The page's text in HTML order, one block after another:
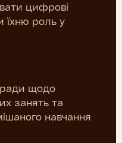
цифрові
їхню роль у
щодо
занять та
навчання